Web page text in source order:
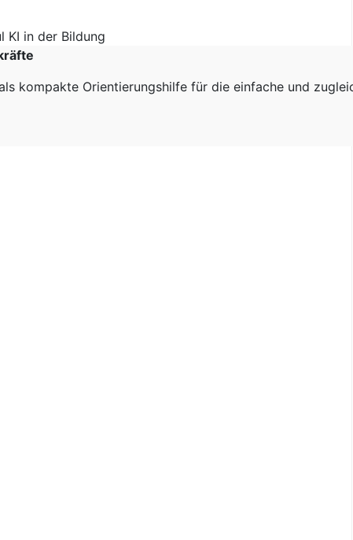
kompakte Orientierungshilfe für die einfache und